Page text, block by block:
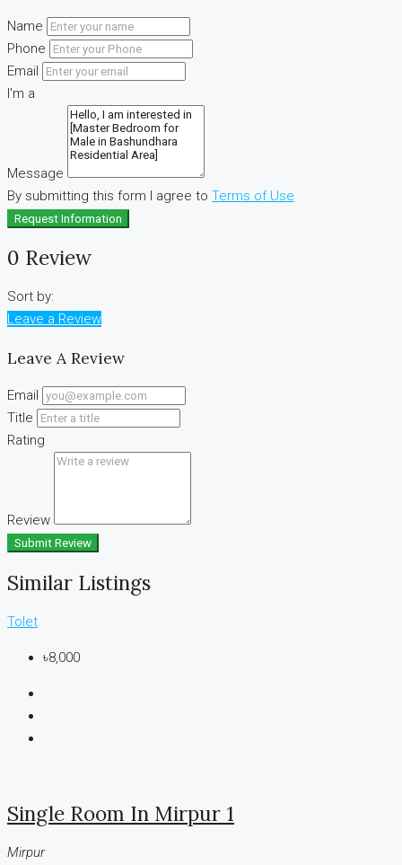
Name
Phone
Email
I'm a
Message
By submitting this form I agree to Terms of Use
Request Information
0 Review
Sort by:
Leave a Review
Leave A Review
Email
Title
Rating
Review
Submit Review
Similar Listings
Tolet
৳8,000
Single Room In Mirpur 1
Mirpur